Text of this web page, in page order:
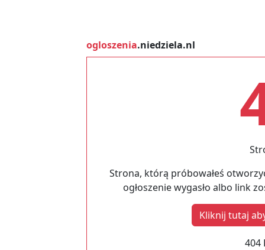
ogloszenia.niedziela.nl
Strona, którą próbowałeś
ogłoszenie wygasło albo link
Kliknij tutaj
404